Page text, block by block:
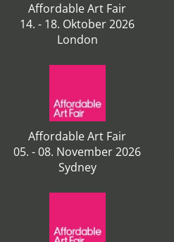
Affordable Art Fair
14. - 18. Oktober 2026
London
Affordable Art Fair
05. - 08. November 2026
Sydney